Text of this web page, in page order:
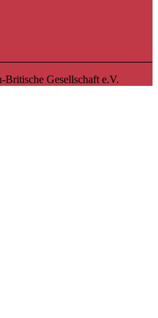
Gesellschaft e.V.